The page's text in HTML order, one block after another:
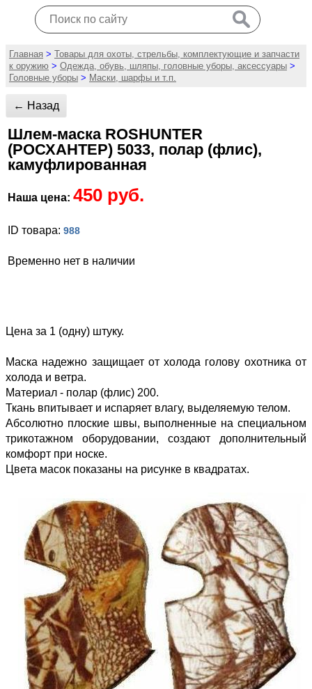
Главная > Товары для охоты, стрельбы, комплектующие и запчасти
к оружию > Одежда, обувь, шляпы, головные уборы, аксессуары >
Головные уборы > Маски, шарфы и т.п.
← Назад
Шлем-маска ROSHUNTER
(РОСХАНТЕР) 5033, полар (флис),
камуфлированная
Наша цена: 450 руб.
ID товара: 988
Временно нет в наличии
Цена за 1 (одну) штуку.
Маска надежно защищает от холода голову охотника от
холода и ветра.
Материал - полар (флис) 200.
Ткань впитывает и испаряет влагу, выделяемую телом.
Абсолютно плоские швы, выполненные на специальном
трикотажном оборудовании, создают дополнительный
комфорт при носке.
Цвета масок показаны на рисунке в квадратах.